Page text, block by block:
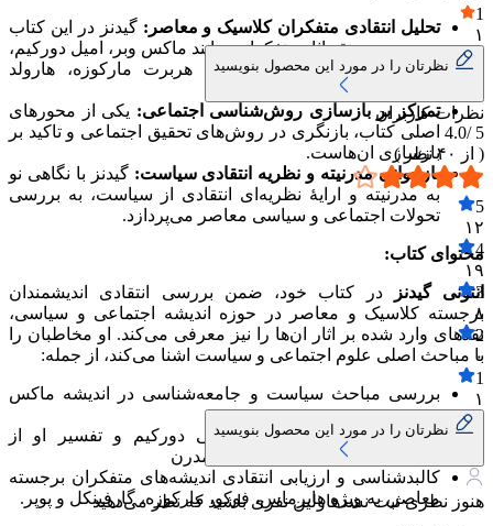
تحلیل انتقادی متفکران کلاسیک و معاصر: گیدنز در این کتاب
به بررسی و نقد اثار متفکرانی مانند ماکس وبر، امیل دورکیم،
یورگن هابرماس، میشل فوکو، هربرت مارکوزه، هارولد
گارفینکل و کارل پوپر می‌پردازد.​
تمرکز بر بازسازی روش‌شناسی اجتماعی: یکی از محورهای
اصلی کتاب، بازنگری در روش‌های تحقیق اجتماعی و تاکید بر
بازسازی ان‌هاست.​
بازخوانی مدرنیته و نظریه انتقادی سیاست: گیدنز با نگاهی نو
به مدرنیته و ارایهٔ نظریه‌ای انتقادی از سیاست، به بررسی
تحولات اجتماعی و سیاسی معاصر می‌پردازد.​
محتوای کتاب:
انتونی گیدنزدر کتاب خود، ضمن بررسی انتقادی اندیشمندان
برجسته کلاسیک و معاصر در حوزه اندیشه اجتماعی و سیاسی،
نقدهای وارد شده بر اثار ان‌ها را نیز معرفی می‌کند. او مخاطبان را
با مباحث اصلی علوم اجتماعی و سیاست اشنا می‌کند، از جمله:
بررسی مباحث سیاست و جامعه‌شناسی در اندیشه ماکس
وبر
تحلیل‌های جامعه‌شناسی سیاسی دورکیم و تفسیر او از
فردگرایی و همبستگی در جوامع مدرن
کالبدشناسی و ارزیابی انتقادی اندیشه‌های متفکران برجسته
معاصر، به ویژه هابرماس، فوکو، مارکوزه، گارفینکل و پوپر.
1
۱
نظرتان را در مورد این محصول بنویسید
نظرات کاربران
5 /
4.0
( از
۴۰ نظر )
5
۱۲
4
۱۹
3
۸
2
۰
1
۱
نظرتان را در مورد این محصول بنویسید
هنوز نظری ثبت نشدهاولین نفری باشید که نظر می‌دهید